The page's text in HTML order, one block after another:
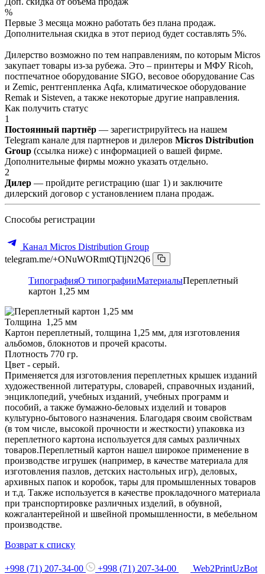
%
Первые 3 месяца можно работать без плана продаж.
Дополнительная скидка в этот период будет составлять 5%.
Дилерство возможно по тем направлениям, по которым Micros
закупает товары из-за рубежа. Это – принтеры и МФУ Ricoh,
постпечатное оборудование SIGO, весовое оборудование Cas
и Zemic, рентгенпленка Aqfa, климатическое оборудование
Remak и Sisteven, а также некоторые другие направления.
Как получить статус
1
Постоянный партнёр — зарегистрируйтесь на нашем
Telegram канале для партнеров и дилеров Micros Distribution
Group (ссылка ниже) с информацией о вашей фирме.
Дополнительные фирмы можно указать отдельно.
2
Дилер — пройдите регистрацию (шаг 1) и заключите
дилерский договор с установлением плана продаж.
Способы регистрации
Канал Micros Distribution Group
telegram.me/+ONuWORmtQTljN2Q6
ТипографияО типографииМатериалыПереплетный
картон 1,25 мм
Толщина 1,25 мм
Картон переплетный, толщина 1,25 мм, для изготовления
альбомов, блокнотов и прочей красоты.
Плотность 770 гр.
Цвет - серый.
Применяется для изготовления переплетных крышек изданий
художественной литературы, словарей, справочных изданий,
энциклопедий, учебных изданий, учебных программ и
пособий, а также бумажно-беловых изделий и товаров
культурно-бытового назначения. Благодаря своим свойствам
(в том числе, высокой прочности и жесткости) упаковка из
переплетного картона используется для самых различных
товаров.Переплетный картон нашел широкое применение в
производстве игрушек (например, в качестве материала для
изготовления пазлов, детских настольных игр), деловых,
архивных папок и коробок, тары для промышленных товаров
и т.д. Также используется в качестве прокладочного материала
при транспортировке различных изделий, в обувной,
кожгалантерейной и швейной промышленности, в мебельном
производстве.
Возврат к списку
+998 (71) 207-34-00 +998 (71) 207-34-00
Web2PrintUzBot